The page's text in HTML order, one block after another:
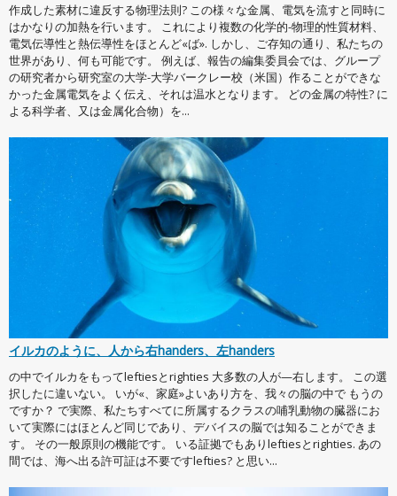
作成した素材に違反する物理法則? この様々な金属、電気を流すと同時に
はかなりの加熱を行います。 これにより複数の化学的-物理的性質材料、
電気伝導性と熱伝導性をほとんど«ば». しかし、ご存知の通り、私たちの
世界があり、何も可能です。 例えば、報告の編集委員会では、グループ
の研究者から研究室の大学-大学バークレー校（米国）作ることができな
かった金属電気をよく伝え、それは温水となります。 どの金属の特性? に
よる科学者、又は金属化合物）を...
イルカのように、人から右handers、左handers
の中でイルカをもってleftiesとrighties 大多数の人が—右します。 この選
択したに違いない。 いが«、家庭»よいあり方を、我々の脳の中で もうの
ですか？ で実際、私たちすべてに所属するクラスの哺乳動物の臓器にお
いて実際にはほとんど同じであり、デバイスの脳では知ることができま
す。 その一般原則の機能です。 いる証拠でもありleftiesとrighties. あの
間では、海へ出る許可証は不要ですlefties? と思い...